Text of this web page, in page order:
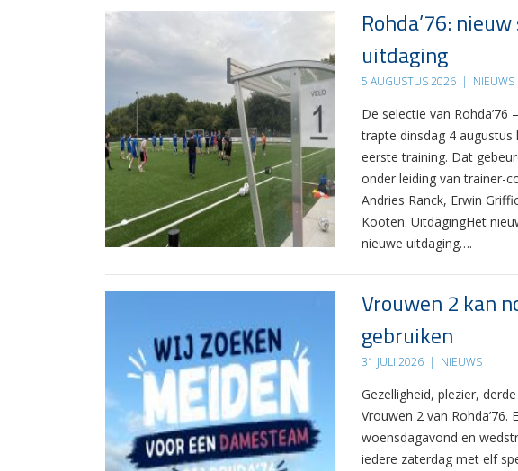
Rohda’76:
uitdaging
5 AUGUSTUS 2026 | NIEUWS
De selectie van
trapte dinsdag 4
eerste training. Dat
onder leiding van trainer-
Andries Ranck, Erwin
Kooten. UitdagingHet
nieuwe uitdaging….
Vrouwen 2 kan
gebruiken
31 JULI 2026 | NIEUWS
Gezelligheid, plezier,
Vrouwen 2 van Rohda’76.
woensdagavond en
iedere zaterdag met elf